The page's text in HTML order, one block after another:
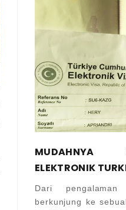
MUDAHNYA
ELEKTRONIK
Dari
berkunjung ke